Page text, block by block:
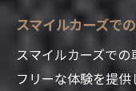
業界トッ
お客様満
スマイル
スマイルカーズで
スマイルカーズで
フリーな体験を提